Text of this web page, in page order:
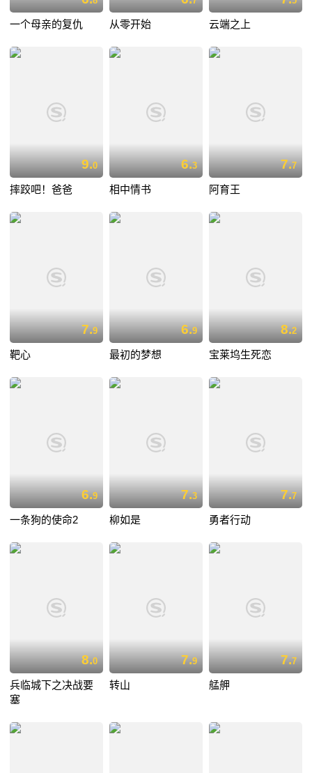
一个母亲的复仇 从零开始 云端之上
9.0
摔跤吧！爸爸
6.3
相中情书
7.7
阿育王
7.9
靶心
6.9
最初的梦想
8.2
宝莱坞生死恋
6.9
一条狗的使命2
7.3
柳如是
7.7
勇者行动
8.0
兵临城下之决战要
塞
7.9
转山
7.7
艋舺